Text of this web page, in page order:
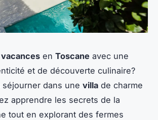
vacances en Toscane avec une
et de découverte culinaire?
dans une villa de charme
apprendre les secrets de la
tout en explorant des fermes